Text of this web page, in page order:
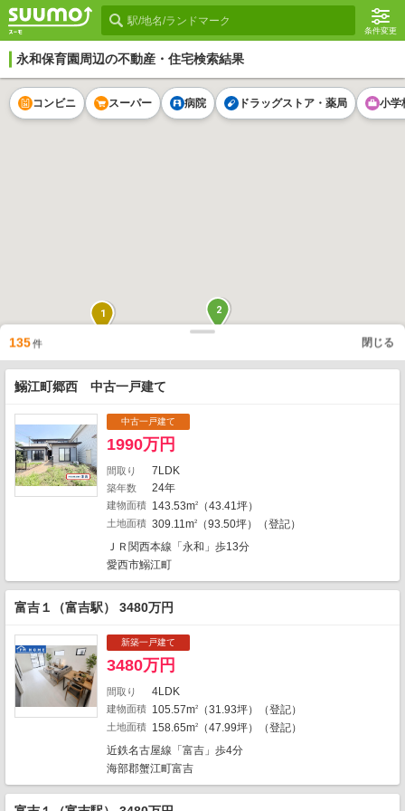
条件変更
永和保育園周辺の不動産・住宅検索結果
2
1
12
1
1
1
コンビニ スーパー 病院 ドラッグストア・薬局 小学
135件 閉じる
鰯江町郷西 中古一戸建て
中古一戸建て
1990万円
間取り 7LDK
築年数 24年
建物面積 143.53m2 （43.41坪）
土地面積 309.11m2
（93.50坪）（登記）
ＪＲ関西本線「永和」歩13分
愛西市鰯江町
富吉１（富吉駅） 3480万円
新築一戸建て
3480万円
間取り 4LDK
建物面積 105.57m2 （31.93坪）（登記）
土地面積 158.65m2
（47.99坪）（登記）
近鉄名古屋線「富吉」歩4分
海部郡蟹江町富吉